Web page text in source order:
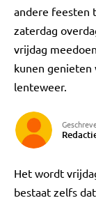
andere feesten
zaterdag
vrijdag
kunen genieten
lenteweer.
Het wordt
bestaat zelfs